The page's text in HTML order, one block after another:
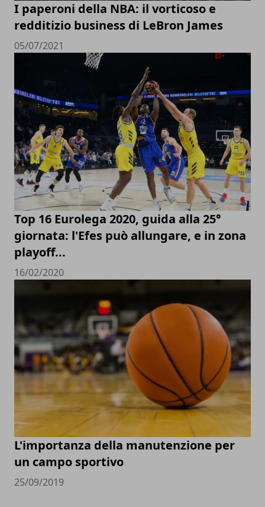
I paperoni della NBA: il vorticoso e
redditizio business di LeBron James
05/07/2021
Top 16 Eurolega 2020, guida alla 25°
giornata: l'Efes può allungare, e in zona
playoff...
16/02/2020
L'importanza della manutenzione per
un campo sportivo
25/09/2019